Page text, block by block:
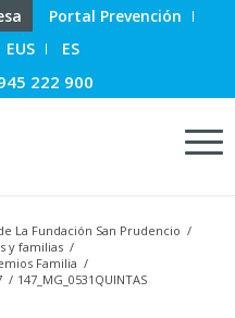
Portal Prevención
EUS ES
222 900
La Fundación San Prudencio /
y familias /
Familia /
/ 147_MG_0531QUINTAS